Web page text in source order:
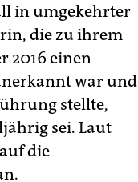
in umgekehrter
die zu ihrem
2016 einen
war und
stellte,
sei. Laut
die